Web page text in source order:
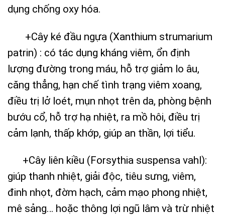
dụng chống oxy hóa.
+Cây ké đầu ngựa (Xanthium strumarium
patrin) : có tác dụng kháng viêm, ổn định
lượng đường trong máu, hỗ trợ giảm lo âu,
căng thẳng, hạn chế tình trạng viêm xoang,
điều trị lở loét, mụn nhọt trên da, phòng bệnh
bướu cổ, hỗ trợ hạ nhiệt, ra mồ hôi, điều trị
cảm lạnh, thấp khớp, giúp an thần, lợi tiểu.
+Cây liên kiều (Forsythia suspensa vahl):
giúp thanh nhiệt, giải độc, tiêu sưng, viêm,
đinh nhọt, đờm hạch, cảm mạo phong nhiệt,
mê sảng… hoặc thông lợi ngũ lâm và trừ nhiệt